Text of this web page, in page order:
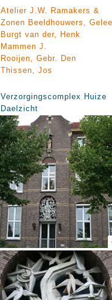
Atelier J.W. Ramakers &
Zonen Beeldhouwers,
Burgt van der, Henk
Mammen J.
Rooijen, Gebr. Den
Thissen, Jos
Verzorgingscomplex Huize
Daelzicht